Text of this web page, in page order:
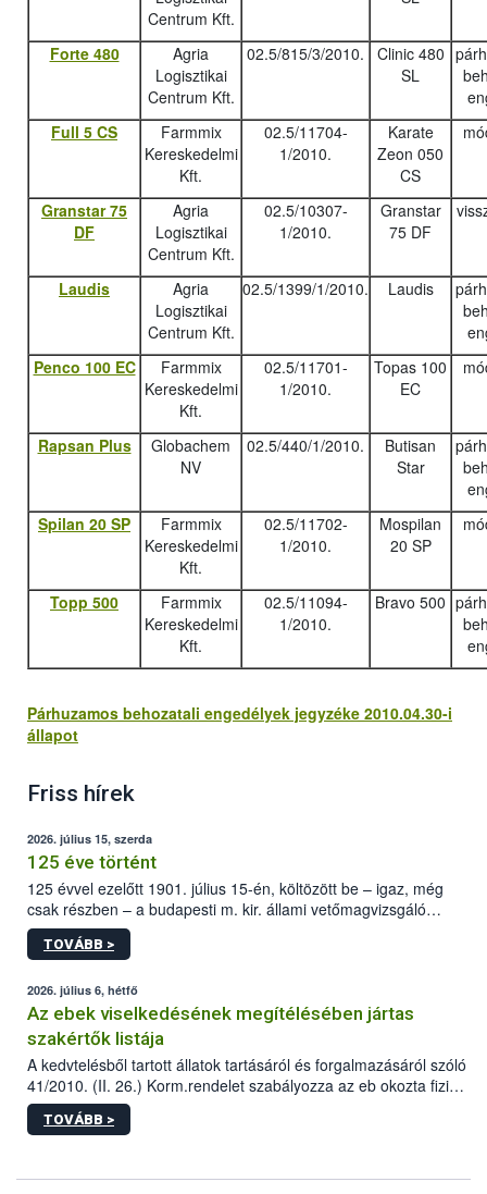
Centrum Kft.
Forte 480
Agria
Logisztikai
Centrum Kft.
02.5/815/3/2010.
Clinic 480
SL
Full 5 CS
Farmmix
Kereskedelmi
Kft.
02.5/11704-
1/2010.
Karate
Zeon 050
CS
Granstar 75
DF
Agria
Logisztikai
Centrum Kft.
02.5/10307-
1/2010.
Granstar
75 DF
Laudis
Agria
Logisztikai
Centrum Kft.
02.5/1399/1/2010. Laudis
Penco 100 EC
Farmmix
Kereskedelmi
Kft.
02.5/11701-
1/2010.
Topas 100
EC
Rapsan Plus
Globachem
NV
02.5/440/1/2010.
Butisan
Star
Spilan 20 SP
Farmmix
Kereskedelmi
Kft.
02.5/11702-
1/2010.
Mospilan
20 SP
Topp 500
Farmmix
Kereskedelmi
Kft.
02.5/11094-
1/2010.
Bravo 500
Párhuzamos behozatali engedélyek jegyzéke 2010.04.30-i
állapot
Friss hírek
2026. július 15, szerda
125 éve történt
125 évvel ezelőtt 1901. július 15-én, költözött be – igaz, még
csak részben – a budapesti m. kir. állami vetőmagvizsgáló
állomás a Kis Rókus utca 15. szám alatti, Czigler Győző által
tervezett új épületébe.
TOVÁBB >
2026. július 6, hétfő
Az ebek viselkedésének megítélésében jártas
szakértők listája
A kedvtelésből tartott állatok tartásáról és forgalmazásáról szóló
41/2010. (II. 26.) Korm.rendelet szabályozza az eb okozta fizikai
sérülés, illetve ennek veszélye keletkezésekor felmerülő
hatósági feladatokat, valamint a veszélyes eb tartását és annak
TOVÁBB >